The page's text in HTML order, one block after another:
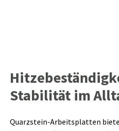
Stabilität im
Quarzstein-Arbeitsplatten